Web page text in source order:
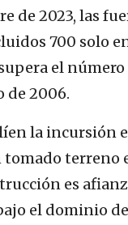
de 2023, las
700 solo
el
de 2006.
la incursión
terreno
es
el dominio de